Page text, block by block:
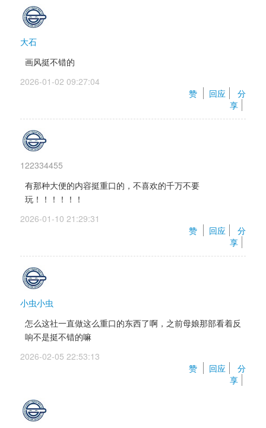
大石
画风挺不错的
2026-01-02 09:27:04
赞
回应
分
享
122334455
有那种大便的内容挺重口的，不喜欢的千万不要
玩！！！！！！
2026-01-10 21:29:31
赞
回应
分
享
小虫小虫
怎么这社一直做这么重口的东西了啊，之前母娘那部看着反
响不是挺不错的嘛
2026-02-05 22:53:13
赞
回应
分
享